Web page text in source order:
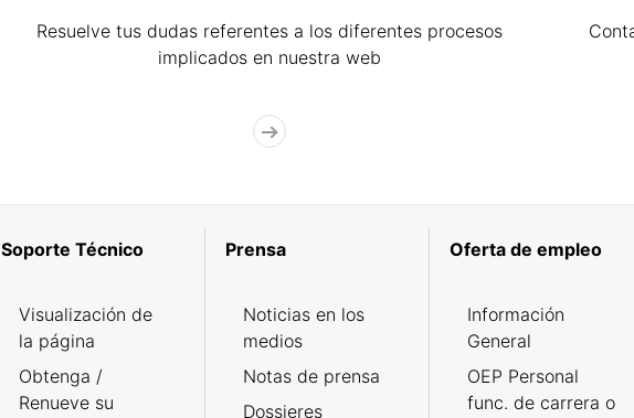
Resuelve tus dudas referentes a los diferentes procesos
implicados en nuestra web
Soporte Técnico
Visualización de
la página
Obtenga /
Renueve su
Prensa
Noticias en los
medios
Notas de prensa
Dossieres
Oferta de empleo
Información
General
OEP Personal
func. de carrera o